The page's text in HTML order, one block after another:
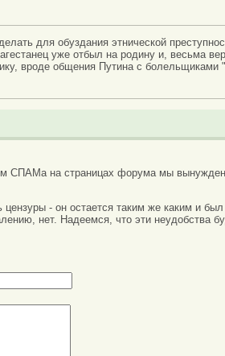
для обуздания этнической
уже отбыл на родину и, весьма
вроде общения Путина с болельщиками
СПАМа на страницах форума мы
цензуры - он остается таким же каким и
нет. Надеемся, что эти неудобства